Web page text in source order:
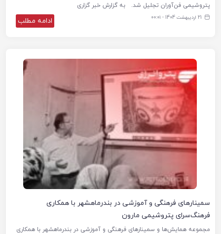
پتروشیمی فن‌آوران تجلیل شد. به گزارش خبر گزاری
21 اردیبهشت 1404 - ۰۰:۰۱ ادامه مطلب
سمینارهای فرهنگی و آموزشی در بندرماهشهر با همکاری
فرهنگ‌سرای پتروشیمی مارون
مجموعه همایش‌ها و سمینارهای فرهنگی و آموزشی در بندرماهشهر با همکاری